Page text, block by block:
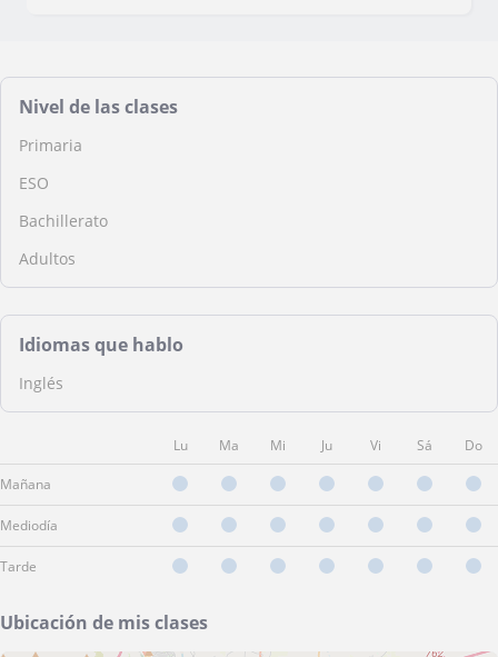
Nivel de las clases
Primaria
ESO
Bachillerato
Adultos
Idiomas que hablo
Inglés
Lu Ma Mi Ju Vi Sá Do
Mañana
Mediodía
Tarde
Ubicación de mis clases